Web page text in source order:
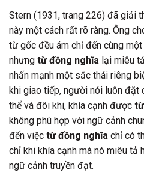
Stern (1931, trang 226) đã giải
này một cách rất rõ ràng. Ông
từ gốc đều ám chỉ đến cùng
nhưng từ đồng nghĩa lại miêu
nhấn mạnh một sắc thái riêng
khi giao tiếp, người nói luôn đặt
thể và đôi khi, khía cạnh được
không phù hợp với ngữ cảnh
đến việc từ đồng nghĩa chỉ có
chỉ khi khía cạnh mà nó miêu tả
ngữ cảnh truyền đạt.